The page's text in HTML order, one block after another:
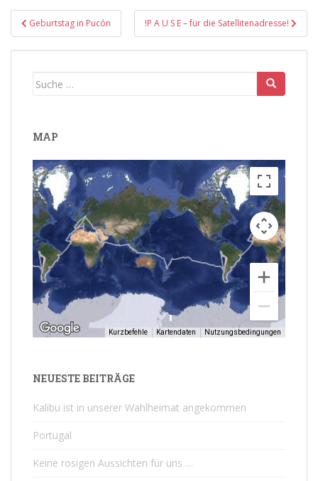
Beitragsnavigation
Geburtstag in Pucón !P A U S E – für die Satellitenadresse!
Suche
MAP
Kurzbefehle Kartendaten Nutzungsbedingungen
NEUESTE BEITRÄGE
Kalibu ist in unserer Wahlheimat angekommen
Portugal
Keine rosigen Aussichten für uns …